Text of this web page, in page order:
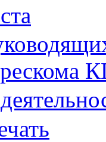
рескома